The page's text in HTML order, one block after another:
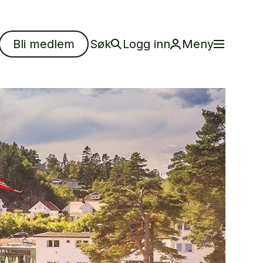
Bli medlem Søk Logg inn Meny